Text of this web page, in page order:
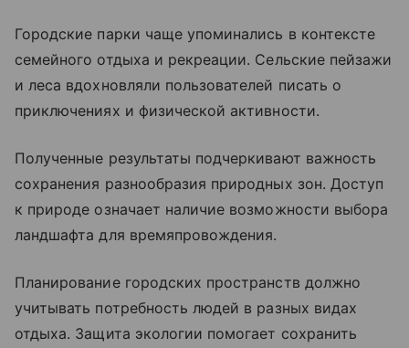
Городские парки чаще упоминались в контексте
семейного отдыха и рекреации. Сельские пейзажи
и леса вдохновляли пользователей писать о
приключениях и физической активности.
Полученные результаты подчеркивают важность
сохранения разнообразия природных зон. Доступ
к природе означает наличие возможности выбора
ландшафта для времяпровождения.
Планирование городских пространств должно
учитывать потребность людей в разных видах
отдыха. Защита экологии помогает сохранить